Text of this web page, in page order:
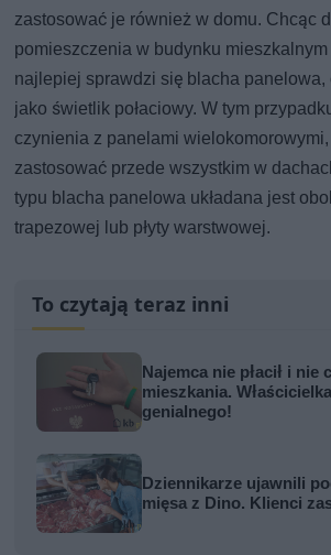
zastosować je również w domu. Chcąc
pomieszczenia w budynku
najlepiej sprawdzi się blacha
jako świetlik połaciowy. W tym
czynienia z panelami
zastosować przede wszystkim w
typu blacha panelowa układana jest
trapezowej lub płyty warstwowej.
To czytają teraz inni
Najemca nie płacił i nie
mieszkania.
genialnego!
Dziennikarze ujawnili
mięsa z Dino. Klienci